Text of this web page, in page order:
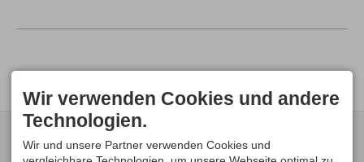
KONTAKT
Skiclub Oberstdorf
Organisationskomitee
Wir verwenden Cookies und andere
Technologien.
Wir und unsere Partner verwenden Cookies und